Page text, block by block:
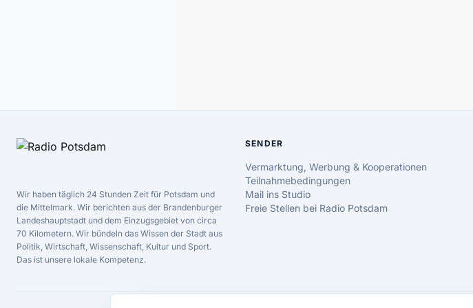
Wir haben täglich 24 Stunden Zeit für Potsdam und
die Mittelmark. Wir berichten aus der Brandenburger
Landeshauptstadt und dem Einzugsgebiet von circa
70 Kilometern. Wir bündeln das Wissen der Stadt aus
Politik, Wirtschaft, Wissenschaft, Kultur und Sport.
Das ist unsere lokale Kompetenz.
SENDER
Vermarktung, Werbung & Kooperationen
Teilnahmebedingungen
Mail ins Studio
Freie Stellen bei Radio Potsdam